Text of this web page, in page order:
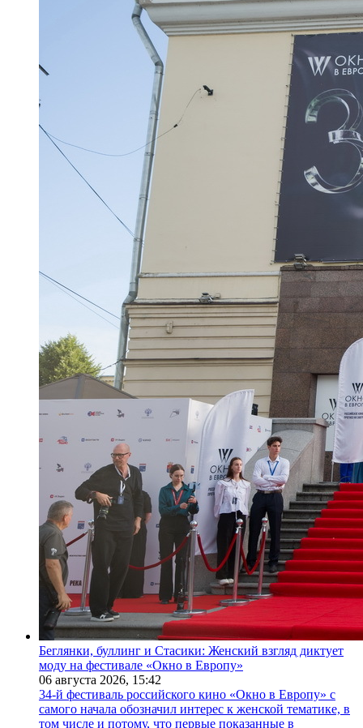
Беглянки, буллинг и Стасики: Женский взгляд диктует
моду на фестивале «Окно в Европу»
06 августа 2026, 15:42
34-й фестиваль российского кино «Окно в Европу» с
самого начала обозначил интерес к женской тематике, в
том числе и потому, что первые показанные в